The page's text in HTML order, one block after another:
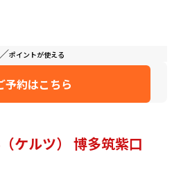
ポイントが使える
予約はこちら
ケルツ） 博多筑紫口